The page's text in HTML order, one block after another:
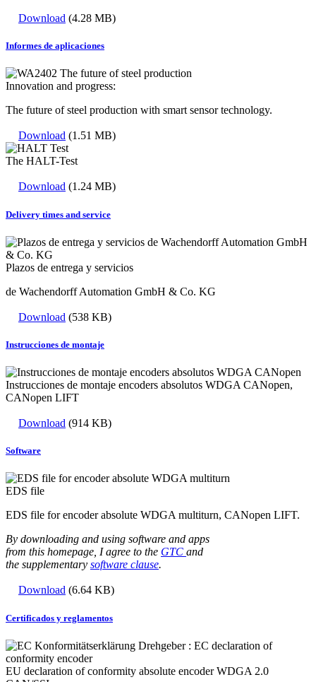
Download (4.28 MB)
Informes de aplicaciones
Innovation and progress:
The future of steel production with smart sensor technology.
Download (1.51 MB)
The HALT-Test
Download (1.24 MB)
Delivery times and service
Plazos de entrega y servicios
de Wachendorff Automation GmbH & Co. KG
Download (538 KB)
Instrucciones de montaje
Instrucciones de montaje encoders absolutos WDGA CANopen,
CANopen LIFT
Download (914 KB)
Software
EDS file
EDS file for encoder absolute WDGA multiturn, CANopen LIFT.
By downloading and using software and apps
from this homepage, I agree to the GTC and
the supplementary software clause.
Download (6.64 KB)
Certificados y reglamentos
EU declaration of conformity absolute encoder WDGA 2.0